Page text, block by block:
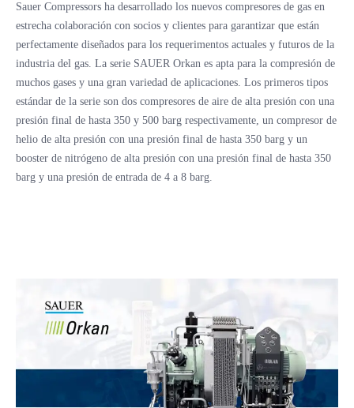
Sauer Compressors ha desarrollado los nuevos compresores de gas en
estrecha colaboración con socios y clientes para garantizar que están
perfectamente diseñados para los requerimentos actuales y futuros de la
industria del gas. La serie SAUER Orkan es apta para la compresión de
muchos gases y una gran variedad de aplicaciones. Los primeros tipos
estándar de la serie son dos compresores de aire de alta presión con una
presión final de hasta 350 y 500 barg respectivamente, un compresor de
helio de alta presión con una presión final de hasta 350 barg y un
booster de nitrógeno de alta presión con una presión final de hasta 350
barg y una presión de entrada de 4 a 8 barg.